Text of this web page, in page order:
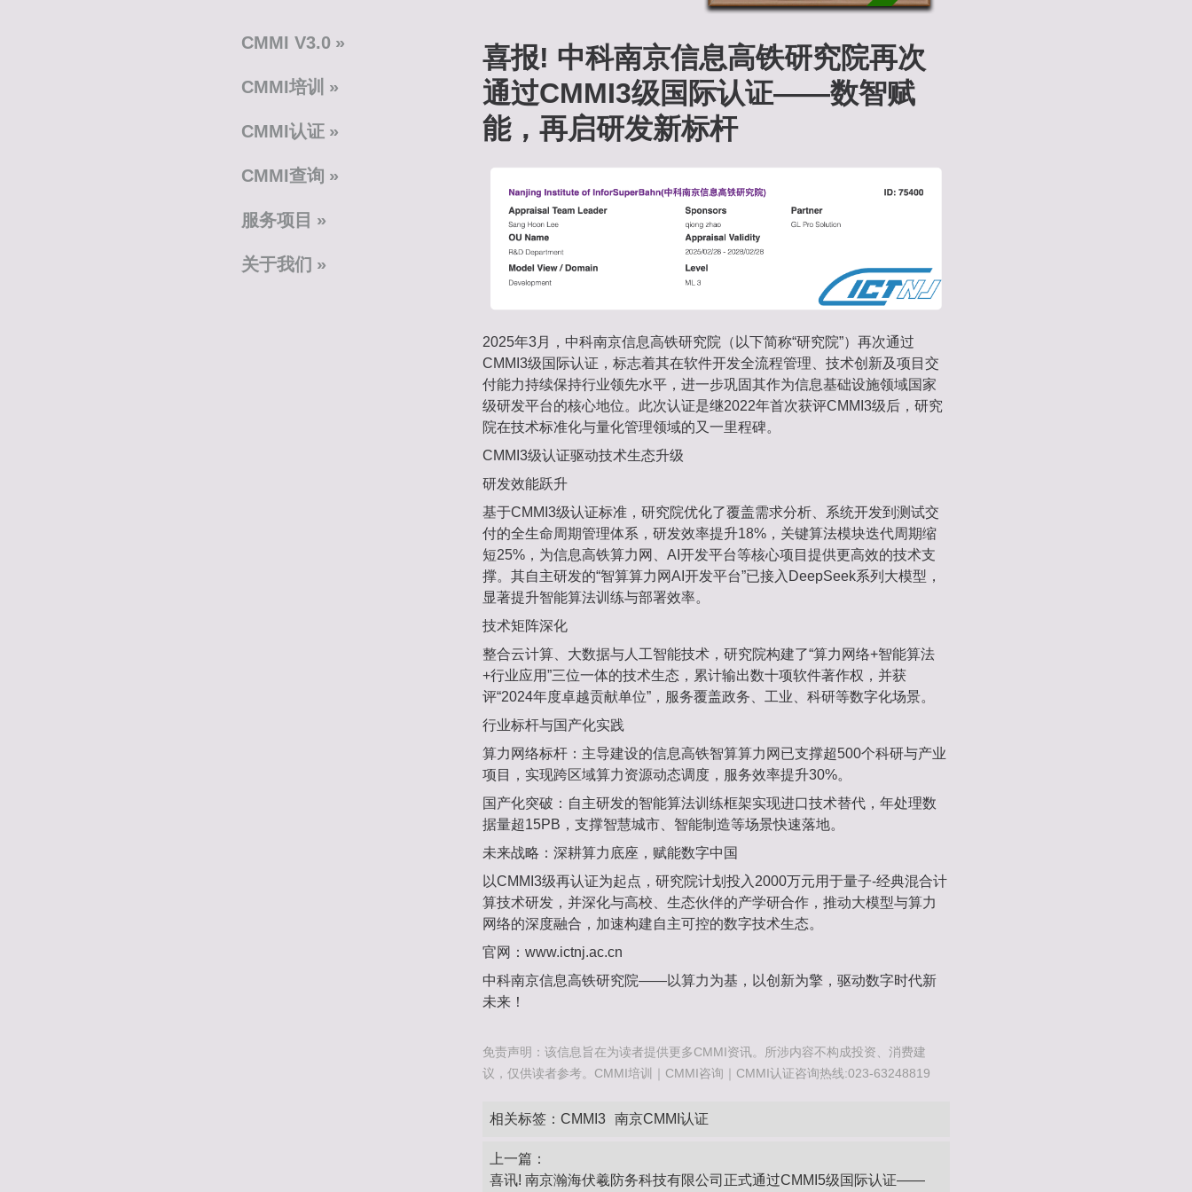
CMMI V3.0
CMMI培训
CMMI认证
CMMI查询
服务项目
关于我们
喜报! 中科南京信息高铁研究院再次
通过CMMI3级国际认证‌——数智赋
能，再启研发新标杆‌
2025年3月，中科南京信息高铁研究院（以下简称“研究院”）‌再次通过
CMMI3级国际认证‌，标志着其在软件开发全流程管理、技术创新及项目交
付能力持续保持行业领先水平，进一步巩固其作为信息基础设施领域国家
级研发平台的核心地位‌。此次认证是继2022年首次获评CMMI3级后，研究
院在技术标准化与量化管理领域的又一里程碑‌。
‌CMMI3级认证驱动技术生态升级‌
‌研发效能跃升‌
基于CMMI3级认证标准，研究院优化了覆盖需求分析、系统开发到测试交
付的全生命周期管理体系，研发效率提升‌18%‌，关键算法模块迭代周期缩
短‌25%‌，为信息高铁算力网、AI开发平台等核心项目提供更高效的技术支
撑‌。其自主研发的“智算算力网AI开发平台”已接入DeepSeek系列大模型，
显著提升智能算法训练与部署效率‌。
‌技术矩阵深化‌
整合云计算、大数据与人工智能技术，研究院构建了“算力网络+智能算法
+行业应用”三位一体的技术生态，累计输出‌数十项软件著作权‌，并获
评“2024年度卓越贡献单位”‌，服务覆盖政务、工业、科研等数字化场景‌。
‌行业标杆与国产化实践‌
‌算力网络标杆‌：主导建设的信息高铁智算算力网已支撑超‌500个科研与产业
项目‌，实现跨区域算力资源动态调度，服务效率提升‌30%‌‌。
‌国产化突破‌：自主研发的智能算法训练框架实现进口技术替代，年处理数
据量超‌15PB‌，支撑智慧城市、智能制造等场景快速落地‌。
‌未来战略：深耕算力底座，赋能数字中国‌
以CMMI3级再认证为起点，研究院计划投入‌2000万元‌用于量子-经典混合计
算技术研发，并深化与高校、生态伙伴的产学研合作，推动大模型与算力
网络的深度融合，加速构建自主可控的数字技术生态‌。
‌官网‌：www.ictnj.ac.cn
中科南京信息高铁研究院——以算力为基，以创新为擎，驱动数字时代新
未来！
免责声明：该信息旨在为读者提供更多CMMI资讯。所涉内容不构成投资、消费建
议，仅供读者参考。CMMI培训｜CMMI咨询｜CMMI认证咨询热线:023-63248819
相关标签： CMMI3 南京CMMI认证
上一篇：
‌喜讯! 南京瀚海伏羲防务科技有限公司正式通过CMMI5级国际认证‌——